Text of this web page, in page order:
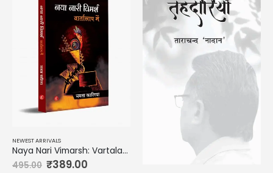
NEWEST ARRIVALS
Naya Nari Vimarsh: Vartalap me
495.00 ₹389.00